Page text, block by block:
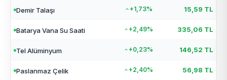
Demir Talaşı +1,73% 15,59 TL
Batarya Vana Su Saati +2,49% 335,06 TL
Tel Alüminyum +0,23% 146,52 TL
Paslanmaz Çelik +2,40% 56,98 TL